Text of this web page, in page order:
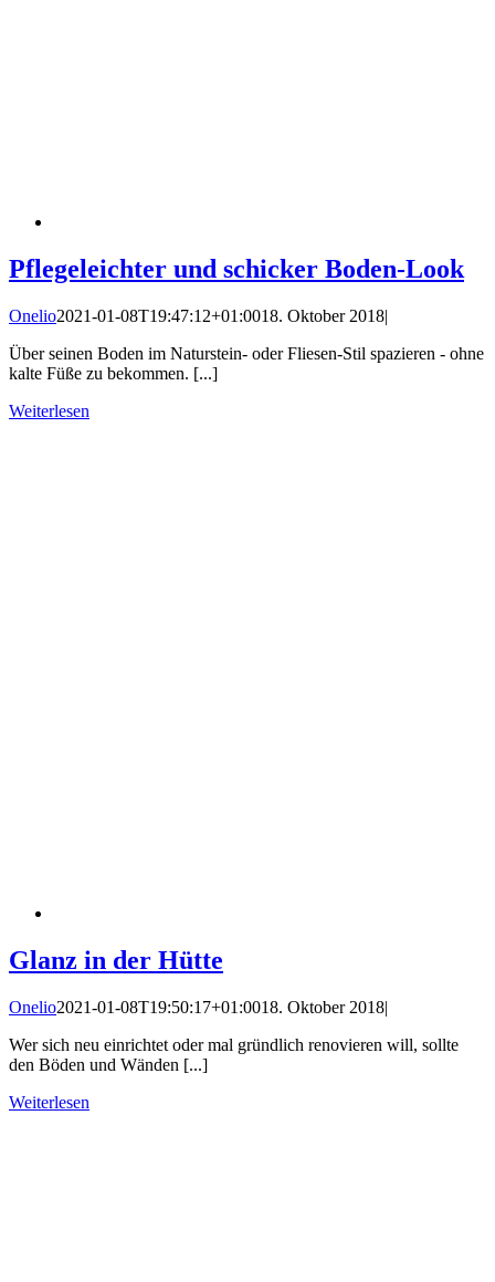
Pflegeleichter und schicker Boden-Look
Onelio2021-01-08T19:47:12+01:0018. Oktober 2018|
Über seinen Boden im Naturstein- oder Fliesen-Stil spazieren - ohne
kalte Füße zu bekommen. [...]
Weiterlesen
Glanz in der Hütte
Onelio2021-01-08T19:50:17+01:0018. Oktober 2018|
Wer sich neu einrichtet oder mal gründlich renovieren will, sollte
den Böden und Wänden [...]
Weiterlesen